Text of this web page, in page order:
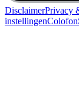
DisclaimerPrivacy
instellingenColofon